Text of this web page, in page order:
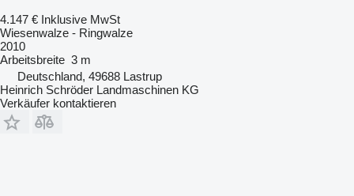
4.147 € Inklusive MwSt
Wiesenwalze - Ringwalze
2010
Arbeitsbreite 3 m
Deutschland, 49688 Lastrup
Heinrich Schröder Landmaschinen KG
Verkäufer kontaktieren